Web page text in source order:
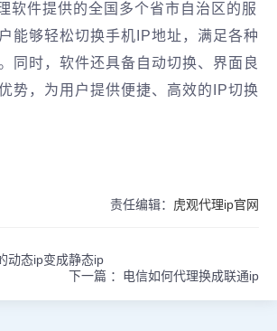
软件提供的全国多个省市自治区的服
能够轻松切换手机IP地址，满足各种
同时，软件还具备自动切换、界面良
势，为用户提供便捷、高效的IP切换
责任编辑： 虎观代理ip官网
动态ip变成静态ip
下一篇 ： 电信如何代理换成联通ip